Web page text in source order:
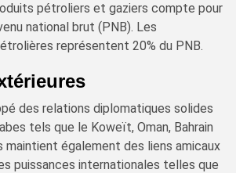
pétroliers et gaziers compte pour
national brut (PNB). Les
représentent 20% du PNB.
des relations diplomatiques solides
tels que le Koweït, Oman, Bahrain
maintient également des liens amicaux
puissances internationales telles que